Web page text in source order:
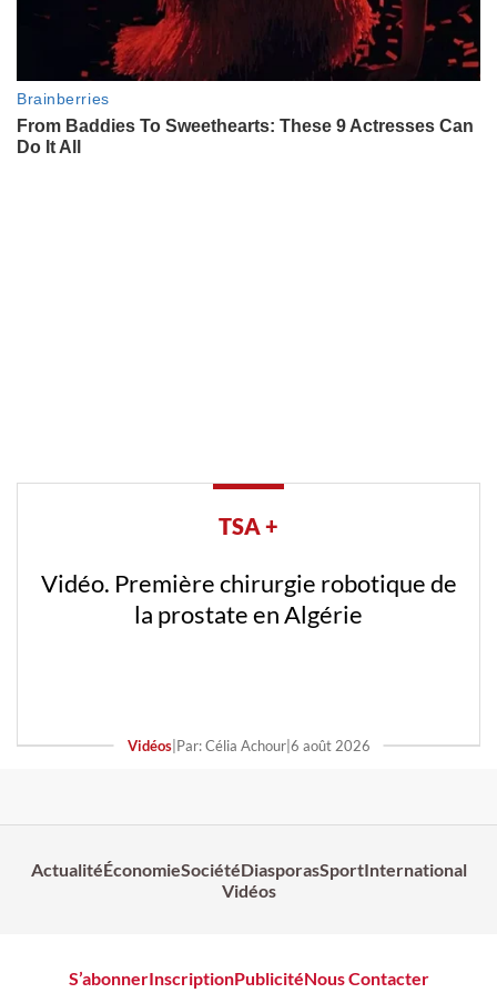
TSA +
Vidéo. Première chirurgie robotique de
la prostate en Algérie
Vidéos| Par: Célia Achour| 6 août 2026
ActualitéÉconomieSociétéDiasporasSportInternational
Vidéos
S’abonnerInscriptionPublicitéNous Contacter